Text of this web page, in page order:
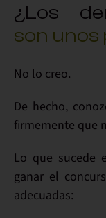
¿Los
son unos
No lo creo.
De hecho,
firmemente que
Lo que sucede
ganar el
adecuadas: